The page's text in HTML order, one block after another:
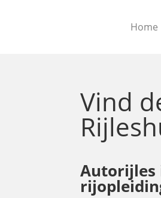
Home
Vind
Autorijles